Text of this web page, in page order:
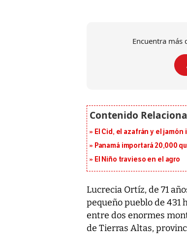
Encuentra más
El Cid, el azafrán y el
Panamá importará 20,000
El Niño travieso en el agro
Lucrecia Ortíz, de 71
pequeño pueblo de
entre dos enormes
de Tierras Altas,